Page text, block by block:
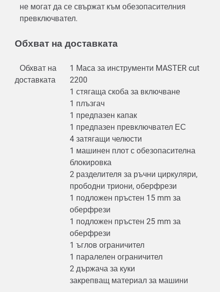
не могат да се свържат към обезопасителния
превключвател.
Обхват на доставката
Обхват на
доставката
1 Маса за инструменти MASTER cut
2200
1 стягаща скоба за включване
1 плъзгач
1 предпазен капак
1 предпазен превключвател ЕС
4 затягащи челюсти
1 машинен плот с обезопасителна
блокировка
2 разделителя за ръчни циркуляри,
прободни триони, оберфрези
1 подложен пръстен 15 mm за
оберфрези
1 подложен пръстен 25 mm за
оберфрези
1 ъглов ограничител
1 паралелен ограничител
2 държача за куки
закрепващ материал за машини